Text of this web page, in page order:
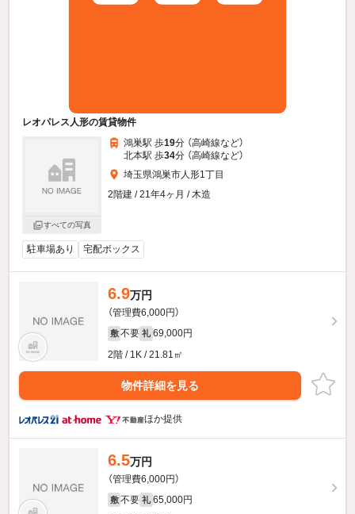
レオパレス人形の賃貸物件
すべての写真
鴻巣駅 歩19分 （高崎線など）
北本駅 歩34分 （高崎線など）
埼玉県鴻巣市人形1丁目
2階建 / 21年4ヶ月 / 木造
駐車場あり 宅配ボックス
6.9万円
（管理費6,000円）
敷 不要 礼 69,000円
2階 / 1K / 21.81㎡
物件詳細を見る
ほか提供
6.5万円
（管理費6,000円）
敷 不要 礼 65,000円